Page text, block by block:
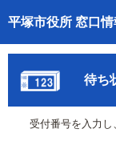
平塚市役所 窓口情
トップページへ
ご利用方法
事前予約
予約状況確認
待ち
受付番号を入力し